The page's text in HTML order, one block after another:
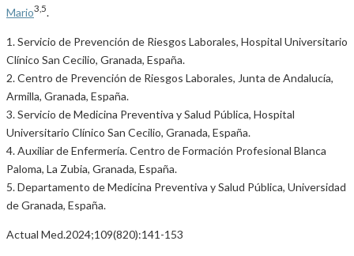
Mario3,5.
1. Servicio de Prevención de Riesgos Laborales, Hospital Universitario
Clínico San Cecilio, Granada, España.
2. Centro de Prevención de Riesgos Laborales, Junta de Andalucía,
Armilla, Granada, España.
3. Servicio de Medicina Preventiva y Salud Pública, Hospital
Universitario Clínico San Cecilio, Granada, España.
4. Auxiliar de Enfermería. Centro de Formación Profesional Blanca
Paloma, La Zubia, Granada, España.
5. Departamento de Medicina Preventiva y Salud Pública, Universidad
de Granada, España.
Actual Med.2024;109(820):141-153